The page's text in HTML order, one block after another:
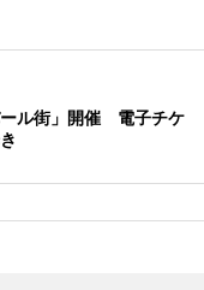
ル街」開催 電子チケ